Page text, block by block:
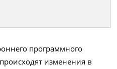
программного
изменения в